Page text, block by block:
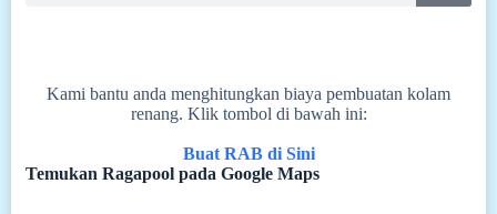
Kami bantu anda menghitungkan biaya pembuatan kolam
renang. Klik tombol di bawah ini:
Buat RAB di Sini
Temukan Ragapool pada Google Maps